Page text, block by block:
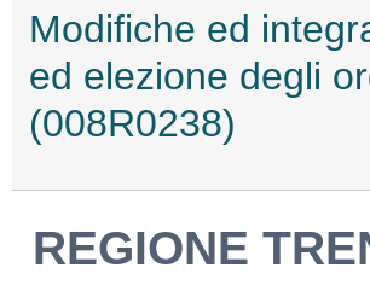
Modifiche ed
ed elezione degli
(008R0238)
REGIONE